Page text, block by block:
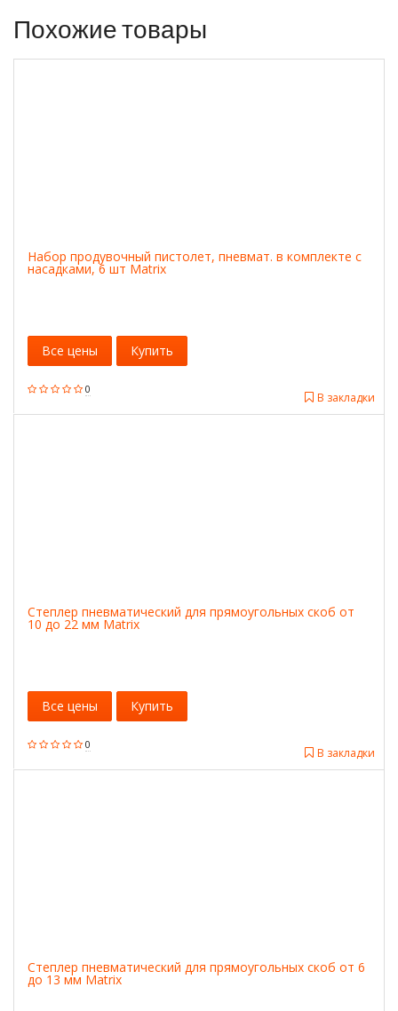
Похожие товары
Набор продувочный пистолет, пневмат. в комплекте с
насадками, 6 шт Matrix
0
В закладки
Все цены Купить
Степлер пневматический для прямоугольных скоб от
10 до 22 мм Matrix
0
В закладки
Все цены Купить
Степлер пневматический для прямоугольных скоб от 6
до 13 мм Matrix